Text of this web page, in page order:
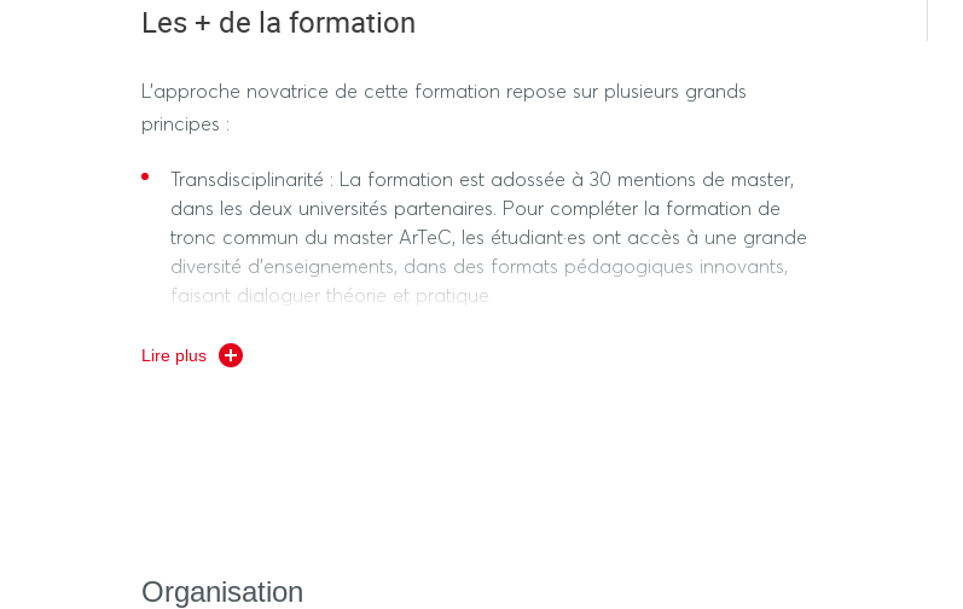
Les + de la formation
L’approche novatrice de cette formation repose sur plusieurs grands
principes :
Transdisciplinarité : La formation est adossée à 30 mentions de master,
dans les deux universités partenaires. Pour compléter la formation de
tronc commun du master ArTeC, les étudiant·es ont accès à une grande
diversité d’enseignements, dans des formats pédagogiques innovants,
faisant dialoguer théorie et pratique.
Expérimentation : Le master repose sur une pédagogie par projet fondée
sur la dynamique de groupe et le travail de réflexion en commun.
Lire plus
Organisation